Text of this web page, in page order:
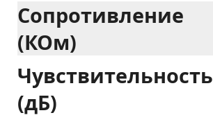
Сопротивление
(КОм)
Чувствительность
(дБ)